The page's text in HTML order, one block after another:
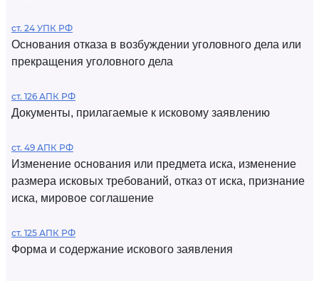
ст. 24 УПК РФ
Основания отказа в возбуждении уголовного дела или
прекращения уголовного дела
ст. 126 АПК РФ
Документы, прилагаемые к исковому заявлению
ст. 49 АПК РФ
Изменение основания или предмета иска, изменение
размера исковых требований, отказ от иска, признание
иска, мировое соглашение
ст. 125 АПК РФ
Форма и содержание искового заявления